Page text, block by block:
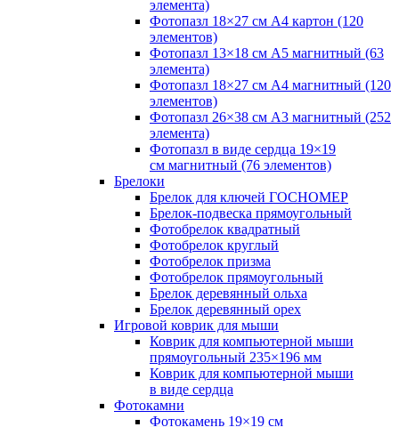
элемента)
Фотопазл 18×27 см А4 картон (120
элементов)
Фотопазл 13×18 см А5 магнитный (63
элемента)
Фотопазл 18×27 см А4 магнитный (120
элементов)
Фотопазл 26×38 см А3 магнитный (252
элемента)
Фотопазл в виде сердца 19×19
см магнитный (76 элементов)
Брелоки
Брелок для ключей ГОСНОМЕР
Брелок-подвеска прямоугольный
Фотобрелок квадратный
Фотобрелок круглый
Фотобрелок призма
Фотобрелок прямоугольный
Брелок деревянный ольха
Брелок деревянный орех
Игровой коврик для мыши
Коврик для компьютерной мыши
прямоугольный 235×196 мм
Коврик для компьютерной мыши
в виде сердца
Фотокамни
Фотокамень 19×19 см